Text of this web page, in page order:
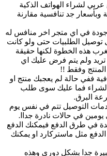
لشراء الهواتف الذكية
جد تنافسية مقارنة
في اي متجر اخر منافس له
الطلبيات حتى ولو كانت
هذه الخطوة لكنها حقيقة
ولم يتم فرض عليك اي
وفقط !!
ففي حالة لم يعجبك منتج او
فما عليك سوى طلب
البرق.
التوصيل تتم في نفس يوم
يومين في حالات نادرة جداا.
في طرق الدفع فيمكنك الدفع
مثل ماستركارد او يمكنك
جدا بشكل دوري وهذه